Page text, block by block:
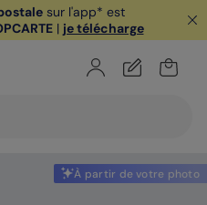
sur l'app* est
| je télécharge
À partir de votre photo